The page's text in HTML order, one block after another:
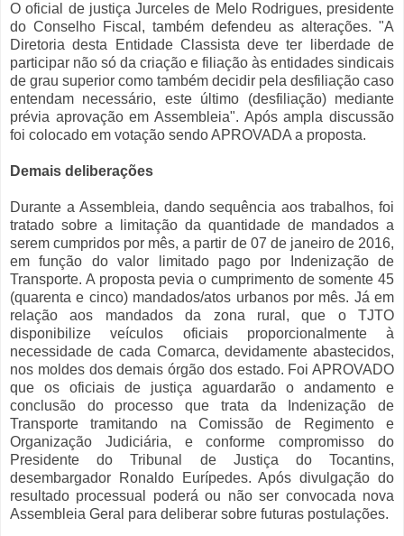
O oficial de justiça Jurceles de Melo Rodrigues, presidente
do Conselho Fiscal, também defendeu as alterações. "A
Diretoria desta Entidade Classista deve ter liberdade de
participar não só da criação e filiação às entidades sindicais
de grau superior como também decidir pela desfiliação caso
entendam necessário, este último (desfiliação) mediante
prévia aprovação em Assembleia". Após ampla discussão
foi colocado em votação sendo APROVADA a proposta.
Demais deliberações
Durante a Assembleia, dando sequência aos trabalhos, foi
tratado sobre a limitação da quantidade de mandados a
serem cumpridos por mês, a partir de 07 de janeiro de 2016,
em função do valor limitado pago por Indenização de
Transporte. A proposta pevia o cumprimento de somente 45
(quarenta e cinco) mandados/atos urbanos por mês. Já em
relação aos mandados da zona rural, que o TJTO
disponibilize veículos oficiais proporcionalmente à
necessidade de cada Comarca, devidamente abastecidos,
nos moldes dos demais órgão dos estado. Foi APROVADO
que os oficiais de justiça aguardarão o andamento e
conclusão do processo que trata da Indenização de
Transporte tramitando na Comissão de Regimento e
Organização Judiciária, e conforme compromisso do
Presidente do Tribunal de Justiça do Tocantins,
desembargador Ronaldo Eurípedes. Após divulgação do
resultado processual poderá ou não ser convocada nova
Assembleia Geral para deliberar sobre futuras postulações.